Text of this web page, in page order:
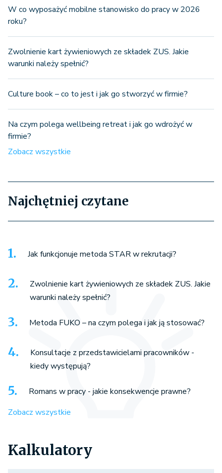
W co wyposażyć mobilne stanowisko do pracy w 2026
roku?
Zwolnienie kart żywieniowych ze składek ZUS. Jakie
warunki należy spełnić?
Culture book – co to jest i jak go stworzyć w firmie?
Na czym polega wellbeing retreat i jak go wdrożyć w
firmie?
Zobacz wszystkie
Najchętniej czytane
Jak funkcjonuje metoda STAR w rekrutacji?
Zwolnienie kart żywieniowych ze składek ZUS. Jakie
warunki należy spełnić?
Metoda FUKO – na czym polega i jak ją stosować?
Konsultacje z przedstawicielami pracowników -
kiedy występują?
Romans w pracy - jakie konsekwencje prawne?
Zobacz wszystkie
Kalkulatory